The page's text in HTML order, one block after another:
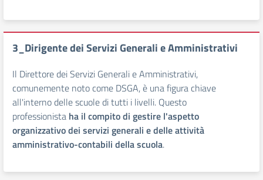
3_Dirigente dei Servizi Generali e Amministrativi
Il Direttore dei Servizi Generali e Amministrativi,
comunemente noto come DSGA, è una figura chiave
all'interno delle scuole di tutti i livelli. Questo
professionista ha il compito di gestire l'aspetto
organizzativo dei servizi generali e delle attività
amministrativo-contabili della scuola.